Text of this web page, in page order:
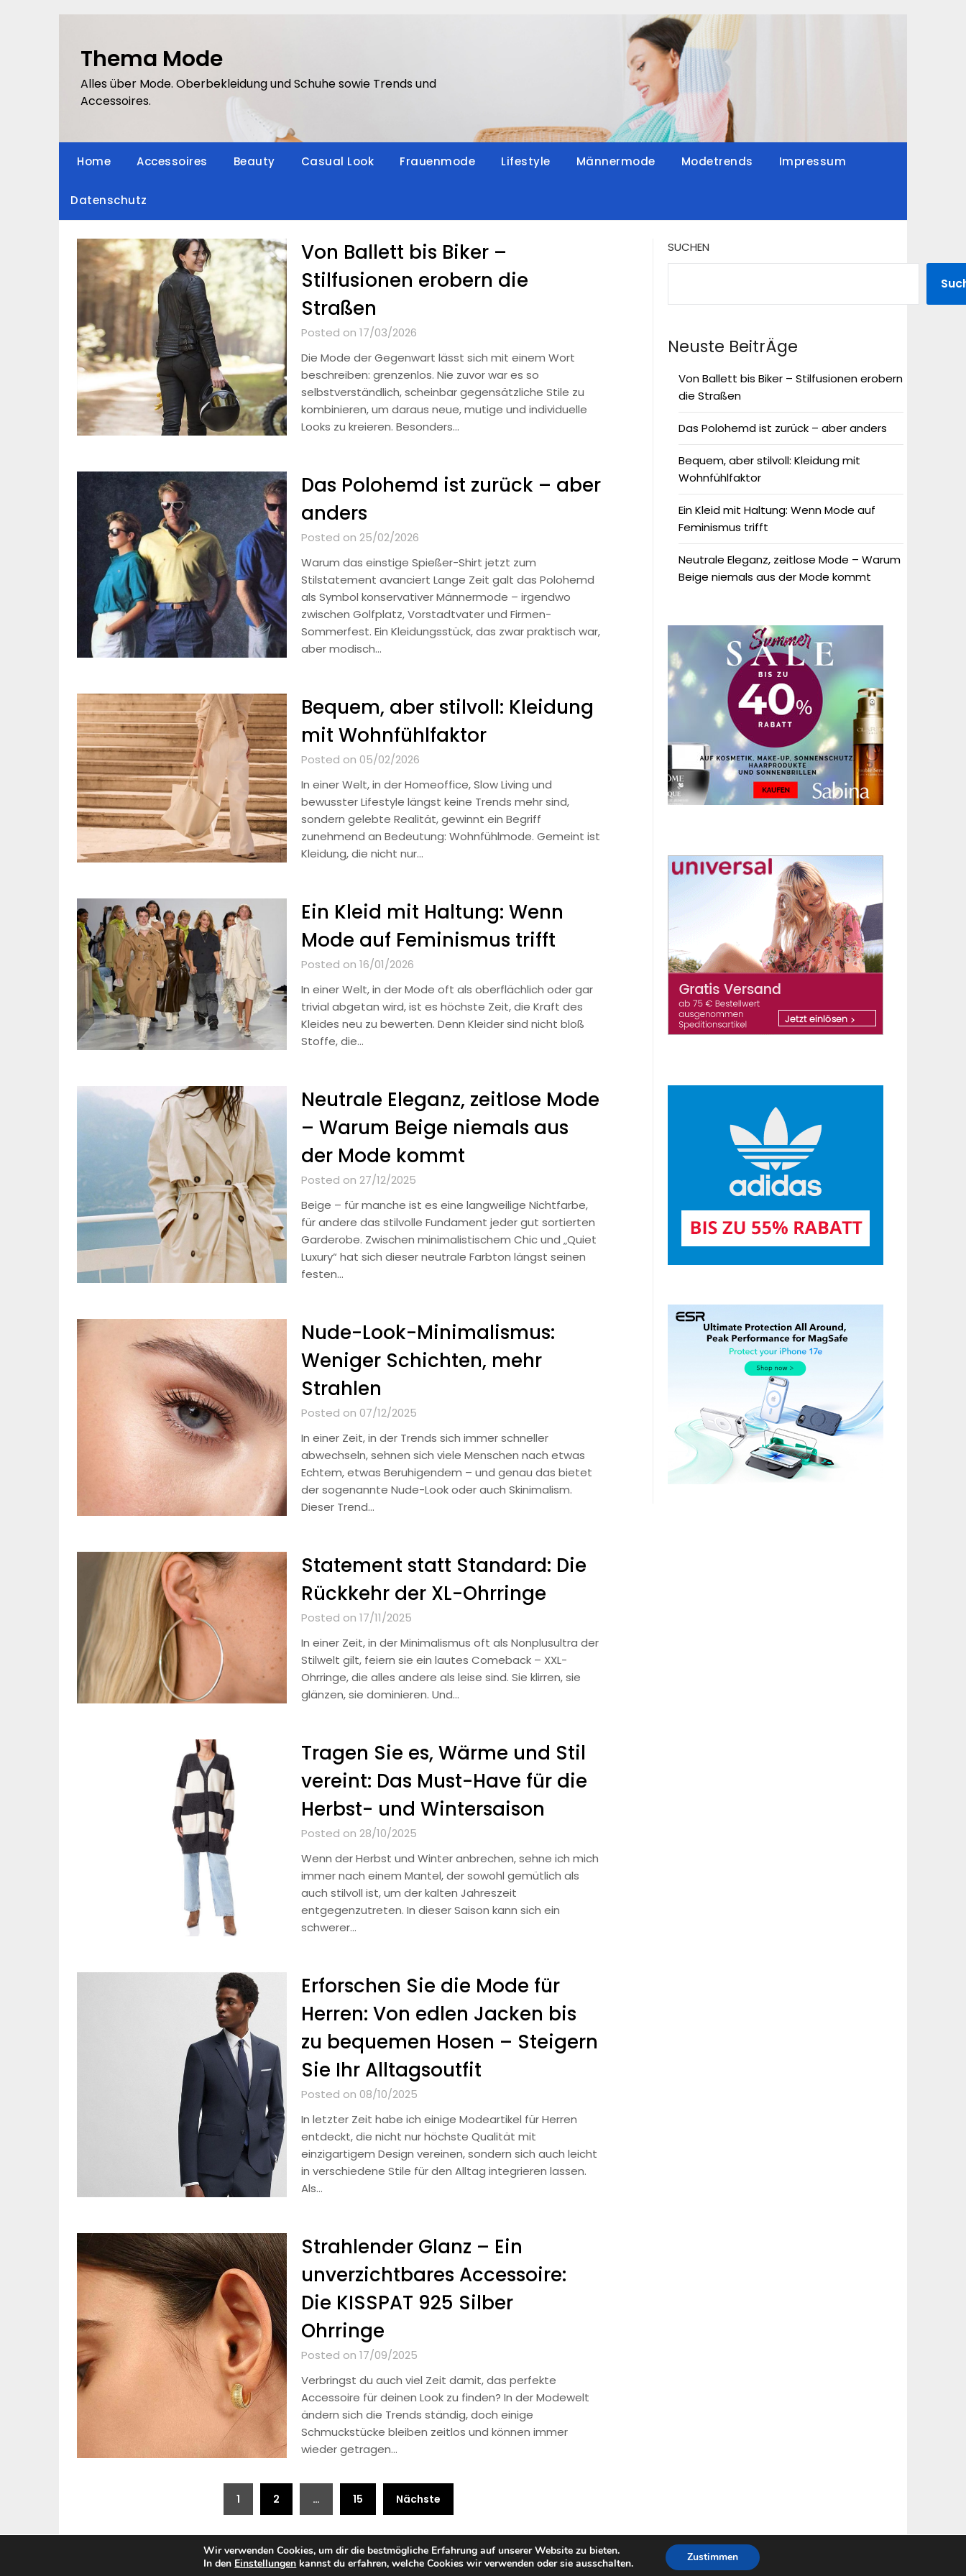
Thema Mode
Alles über Mode. Oberbekleidung und Schuhe sowie Trends und
Accessoires.
Home Accessoires Beauty Casual Look Frauenmode Lifestyle Männermode Modetrends Impressum
Datenschutz
Von Ballett bis Biker –
Stilfusionen erobern die
Straßen
Posted on 17/03/2026
Die Mode der Gegenwart lässt sich mit einem Wort
beschreiben: grenzenlos. Nie zuvor war es so
selbstverständlich, scheinbar gegensätzliche Stile zu
kombinieren, um daraus neue, mutige und individuelle
Looks zu kreieren. Besonders…
Das Polohemd ist zurück – aber
anders
Posted on 25/02/2026
Warum das einstige Spießer-Shirt jetzt zum
Stilstatement avanciert Lange Zeit galt das Polohemd
als Symbol konservativer Männermode – irgendwo
zwischen Golfplatz, Vorstadtvater und Firmen-
Sommerfest. Ein Kleidungsstück, das zwar praktisch war,
aber modisch…
Bequem, aber stilvoll: Kleidung
mit Wohnfühlfaktor
Posted on 05/02/2026
In einer Welt, in der Homeoffice, Slow Living und
bewusster Lifestyle längst keine Trends mehr sind,
sondern gelebte Realität, gewinnt ein Begriff
zunehmend an Bedeutung: Wohnfühlmode. Gemeint ist
Kleidung, die nicht nur…
Ein Kleid mit Haltung: Wenn
Mode auf Feminismus trifft
Posted on 16/01/2026
In einer Welt, in der Mode oft als oberflächlich oder gar
trivial abgetan wird, ist es höchste Zeit, die Kraft des
Kleides neu zu bewerten. Denn Kleider sind nicht bloß
Stoffe, die…
Neutrale Eleganz, zeitlose Mode
– Warum Beige niemals aus
der Mode kommt
Posted on 27/12/2025
Beige – für manche ist es eine langweilige Nichtfarbe,
für andere das stilvolle Fundament jeder gut sortierten
Garderobe. Zwischen minimalistischem Chic und „Quiet
Luxury“ hat sich dieser neutrale Farbton längst seinen
festen…
Nude-Look-Minimalismus:
Weniger Schichten, mehr
Strahlen
Posted on 07/12/2025
In einer Zeit, in der Trends sich immer schneller
abwechseln, sehnen sich viele Menschen nach etwas
Echtem, etwas Beruhigendem – und genau das bietet
der sogenannte Nude-Look oder auch Skinimalism.
Dieser Trend…
Statement statt Standard: Die
Rückkehr der XL-Ohrringe
Posted on 17/11/2025
In einer Zeit, in der Minimalismus oft als Nonplusultra der
Stilwelt gilt, feiern sie ein lautes Comeback – XXL-
Ohrringe, die alles andere als leise sind. Sie klirren, sie
glänzen, sie dominieren. Und…
Tragen Sie es, Wärme und Stil
vereint: Das Must-Have für die
Herbst- und Wintersaison
Posted on 28/10/2025
Wenn der Herbst und Winter anbrechen, sehne ich mich
immer nach einem Mantel, der sowohl gemütlich als
auch stilvoll ist, um der kalten Jahreszeit
entgegenzutreten. In dieser Saison kann sich ein
schwerer…
Erforschen Sie die Mode für
Herren: Von edlen Jacken bis
zu bequemen Hosen – Steigern
Sie Ihr Alltagsoutfit
Posted on 08/10/2025
In letzter Zeit habe ich einige Modeartikel für Herren
entdeckt, die nicht nur höchste Qualität mit
einzigartigem Design vereinen, sondern sich auch leicht
in verschiedene Stile für den Alltag integrieren lassen.
Als…
Strahlender Glanz – Ein
unverzichtbares Accessoire:
Die KISSPAT 925 Silber
Ohrringe
Posted on 17/09/2025
Verbringst du auch viel Zeit damit, das perfekte
Accessoire für deinen Look zu finden? In der Modewelt
ändern sich die Trends ständig, doch einige
Schmuckstücke bleiben zeitlos und können immer
wieder getragen…
Seitennummerierung
1 2 … 15 Nächste
SUCHEN
Neuste BeitrÄge
Von Ballett bis Biker – Stilfusionen erobern
die Straßen
Das Polohemd ist zurück – aber anders
Bequem, aber stilvoll: Kleidung mit
Wohnfühlfaktor
Ein Kleid mit Haltung: Wenn Mode auf
Feminismus trifft
Neutrale Eleganz, zeitlose Mode – Warum
Beige niemals aus der Mode kommt
©2026 Thema Mode| Design: Newspaperly WordPress Theme
Wir verwenden Cookies, um dir die bestmögliche Erfahrung auf unserer Website zu bieten.
In den Einstellungen kannst du erfahren, welche Cookies wir verwenden oder sie ausschalten. Zustimmen